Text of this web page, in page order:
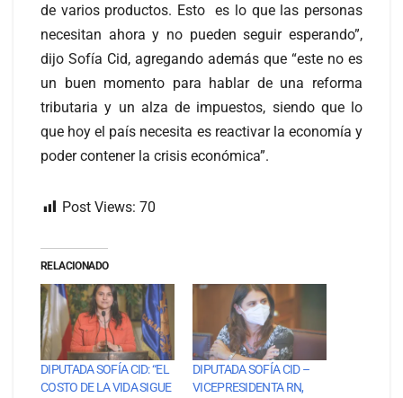
de varios productos. Esto es lo que las personas
necesitan ahora y no pueden seguir esperando”,
dijo Sofía Cid, agregando además que “este no es
un buen momento para hablar de una reforma
tributaria y un alza de impuestos, siendo que lo
que hoy el país necesita es reactivar la economía y
poder contener la crisis económica”.
Post Views: 70
RELACIONADO
DIPUTADA SOFÍA CID: “EL
COSTO DE LA VIDA SIGUE
DIPUTADA SOFÍA CID –
VICEPRESIDENTA RN,